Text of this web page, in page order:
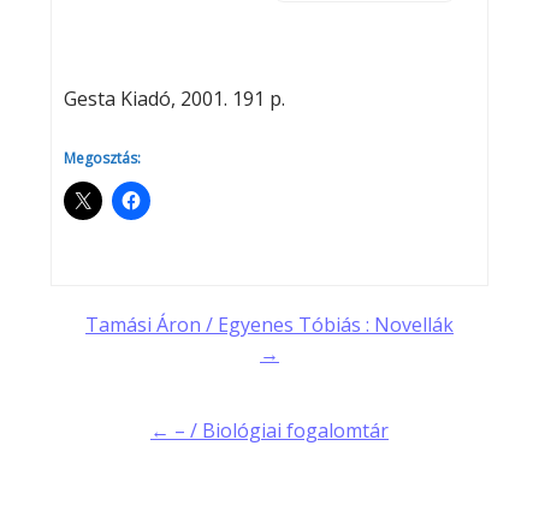
Gesta Kiadó, 2001. 191 p.
Megosztás:
Post
Tamási Áron / Egyenes Tóbiás : Novellák
→
← – / Biológiai fogalomtár